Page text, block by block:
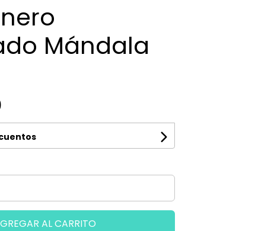
Mándala
AL CARRITO